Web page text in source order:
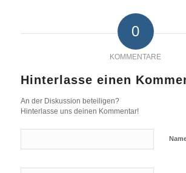
0
KOMMENTARE
Hinterlasse einen
An der Diskussion beteiligen?
Hinterlasse uns deinen Kommentar!